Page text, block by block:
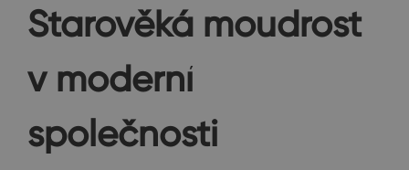
Starověká moudrost
v moderní
společnosti